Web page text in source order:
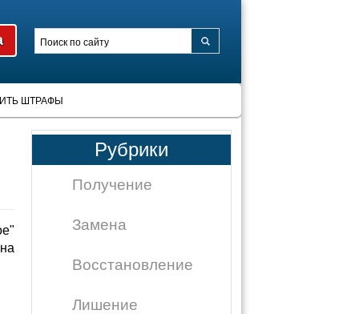
ШТРАФЫ
Рубрики
Получение
Замена
Восстановление
Лишение